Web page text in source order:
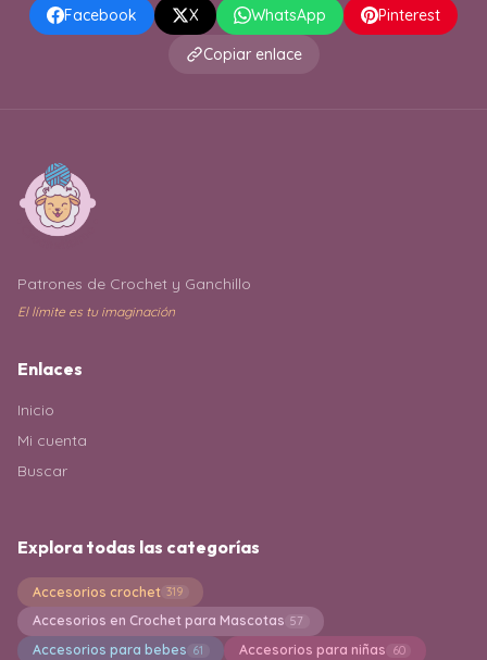
Facebook X WhatsApp
Pinterest
Copiar enlace
Patrones de Crochet y Ganchillo
El límite es tu imaginación
Enlaces
Inicio
Mi cuenta
Buscar
Explora todas las categorías
Accesorios crochet 319
Accesorios en Crochet para Mascotas 57
Accesorios para bebes 61 Accesorios para niñas 60